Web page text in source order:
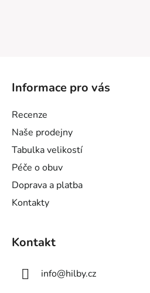
Informace pro vás
Recenze
Naše prodejny
Tabulka velikostí
Péče o obuv
Doprava a platba
Kontakty
Kontakt
info@hilby.cz